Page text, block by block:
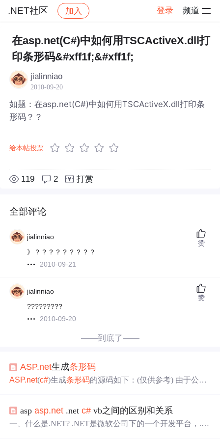
.NET社区 加入 登录 频道
社区 .NET社区 帖子详情
在asp.net(C#)中如何用TSCActiveX.dll打
印条形码&#xff1f;&#xff1f;
jialinniao
2010-09-20
如题：在asp.net(C#)中如何用TSCActiveX.dll打印条
形码？？
给本帖投票
119 2 打赏
全部评论
jialinniao
》？？？？？？？？？
2010-09-21
赞
jialinniao
?????????
2010-09-20
赞
——到底了——
ASP.net生成条形码
ASP.net(c#)生成条形码的源码如下：(仅供参考) 由于公司
using System.Configuration; using System.Web; using System.
Web.Security; using System.We
aspasp.net .netc# vb之间的区别和关系
一、什么是.NET? .NET是微软公司下的一个开发平台，.N